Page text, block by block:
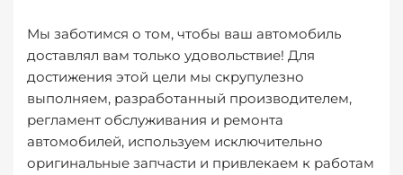
Мы заботимся о том, чтобы ваш автомобиль
доставлял вам только удовольствие! Для
достижения этой цели мы скрупулезно
выполняем, разработанный производителем,
регламент обслуживания и ремонта
автомобилей, используем исключительно
оригинальные запчасти и привлекаем к работам